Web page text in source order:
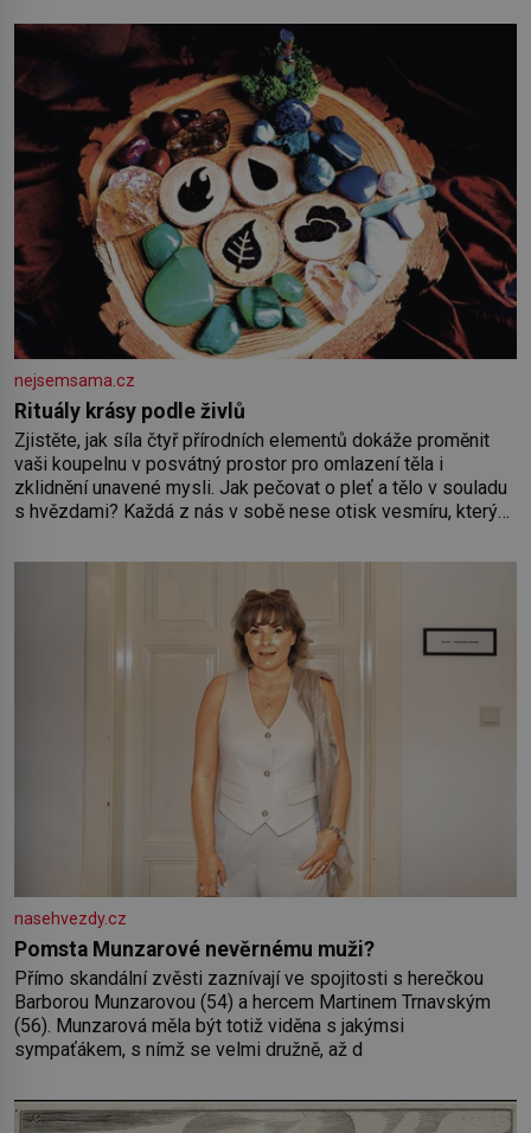
nejsemsama.cz
Rituály krásy podle živlů
Zjistěte, jak síla čtyř přírodních elementů dokáže proměnit
vaši koupelnu v posvátný prostor pro omlazení těla i
zklidnění unavené mysli. Jak pečovat o pleť a tělo v souladu
s hvězdami? Každá z nás v sobě nese otisk vesmíru, který
pokožky. Ohnivá znamení Ženy narozené ve znamení Berana,
nasehvezdy.cz
Pomsta Munzarové nevěrnému muži?
Přímo skandální zvěsti zaznívají ve spojitosti s herečkou
Barborou Munzarovou (54) a hercem Martinem Trnavským
(56). Munzarová měla být totiž viděna s jakýmsi
sympaťákem, s nímž se velmi družně, až d